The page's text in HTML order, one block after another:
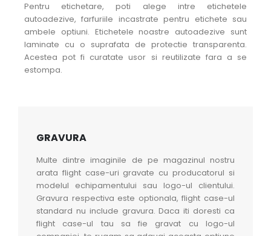
Pentru etichetare, poti alege intre etichetele
autoadezive, farfuriile incastrate pentru etichete sau
ambele optiuni. Etichetele noastre autoadezive sunt
laminate cu o suprafata de protectie transparenta.
Acestea pot fi curatate usor si reutilizate fara a se
estompa.
GRAVURA
Multe dintre imaginile de pe magazinul nostru
arata flight case-uri gravate cu producatorul si
modelul echipamentului sau logo-ul clientului.
Gravura respectiva este optionala, flight case-ul
standard nu include gravura. Daca iti doresti ca
flight case-ul tau sa fie gravat cu logo-ul